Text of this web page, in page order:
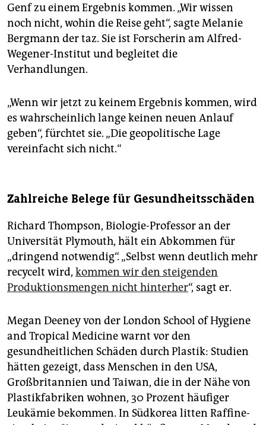
Genf zu einem Ergebnis kommen. „Wir wissen
noch nicht, wohin die Reise geht“, sagte Melanie
Bergmann der taz. Sie ist Forscherin am Alfred-
Wegener-Institut und begleitet die
Verhandlungen.
„Wenn wir jetzt zu keinem Ergebnis kommen, wird
es wahrscheinlich lange keinen neuen Anlauf
geben“, fürchtet sie. „Die geopolitische Lage
vereinfacht sich nicht.“
Zahlreiche Belege für Gesundheitsschäden
Richard Thompson, Biologie-Professor an der
Universität Plymouth, hält ein Abkommen für
„dringend notwendig“. „Selbst wenn deutlich mehr
recycelt wird, kommen wir den steigenden
Produktionsmengen nicht hinterher“, sagt er.
Megan Deeney von der London School of Hygiene
and Tropical Medicine warnt vor den
gesundheitlichen Schäden durch Plastik: Studien
hätten gezeigt, dass Menschen in den USA,
Großbritannien und Taiwan, die in der Nähe von
Plastikfabriken wohnen, 30 Prozent häufiger
Leukämie bekommen. In Südkorea litten Raf­fi­ne­